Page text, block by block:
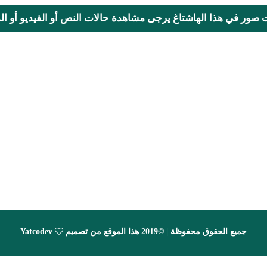
صور في هذا الهاشتاغ يرجى مشاهدة حالات النص أو الفيديو أو
جميع الحقوق محفوظة | ©2019 هذا الموقع من تصميم Yatcodev